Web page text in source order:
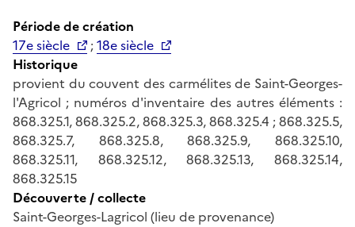
Période de création
17e siècle
;18e siècle
Historique
provient du couvent des carmélites de Saint-Georges-
l'Agricol ; numéros d'inventaire des autres éléments :
868.325.1, 868.325.2, 868.325.3, 868.325.4 ; 868.325.5,
868.325.7, 868.325.8, 868.325.9, 868.325.10,
868.325.11, 868.325.12, 868.325.13, 868.325.14,
868.325.15
Découverte / collecte
Saint-Georges-Lagricol (lieu de provenance)